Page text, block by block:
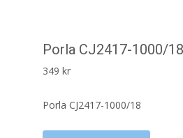
Porla CJ2417-1000/18
349 kr
Porla CJ2417-1000/18